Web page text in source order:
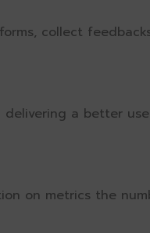
collect
a better
on metrics the